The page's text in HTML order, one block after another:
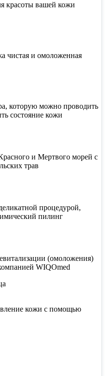
красоты вашей кожи
чистая и омоложенная
которую можно проводить
состояние кожи
и Мертвого морей с
трав
процедурой,
пилинг
(омоложения)
WIQOmed
кожи с помощью